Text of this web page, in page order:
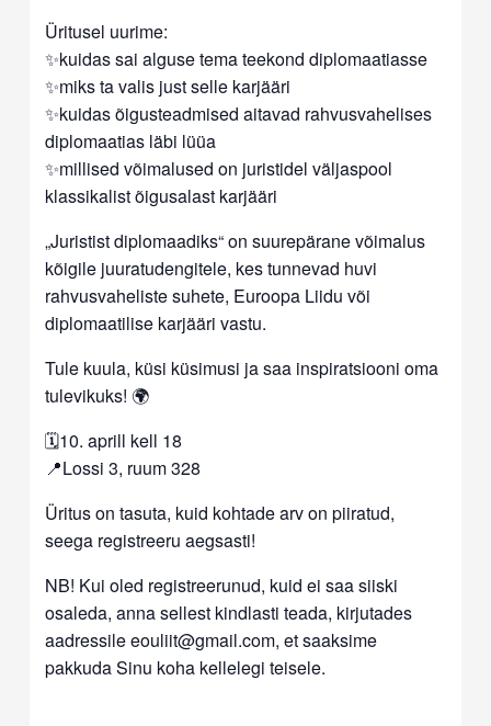
Üritusel uurime:
✨kuidas sai alguse tema teekond diplomaatiasse
✨miks ta valis just selle karjääri
✨kuidas õigusteadmised aitavad rahvusvahelises
diplomaatias läbi lüüa
✨millised võimalused on juristidel väljaspool
klassikalist õigusalast karjääri
„Juristist diplomaadiks“ on suurepärane võimalus
kõigile juuratudengitele, kes tunnevad huvi
rahvusvaheliste suhete, Euroopa Liidu või
diplomaatilise karjääri vastu.
Tule kuula, küsi küsimusi ja saa inspiratsiooni oma
tulevikuks! 🌍
🗓️10. aprill kell 18
📍Lossi 3, ruum 328
Üritus on tasuta, kuid kohtade arv on piiratud,
seega registreeru aegsasti!
NB! Kui oled registreerunud, kuid ei saa siiski
osaleda, anna sellest kindlasti teada, kirjutades
aadressile eouliit@gmail.com, et saaksime
pakkuda Sinu koha kellelegi teisele.